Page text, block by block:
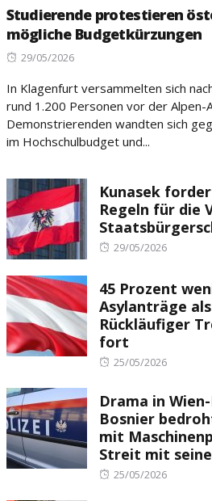
Studierende protestieren
mögliche Budgetkürzungen
Posted
29/05/2026
In Klagenfurt versammelten sich
rund 1.200 Personen vor der Alpen-
Demonstrierenden wandten sich
im Hochschulbudget und...
Kunasek
Regeln für die
Posted
29/05/2026
45 Prozent
Asylanträge
Rückläufiger
fort
Posted
25/05/2026
Drama in
Bosnier
mit
Streit mit
Posted
25/05/2026